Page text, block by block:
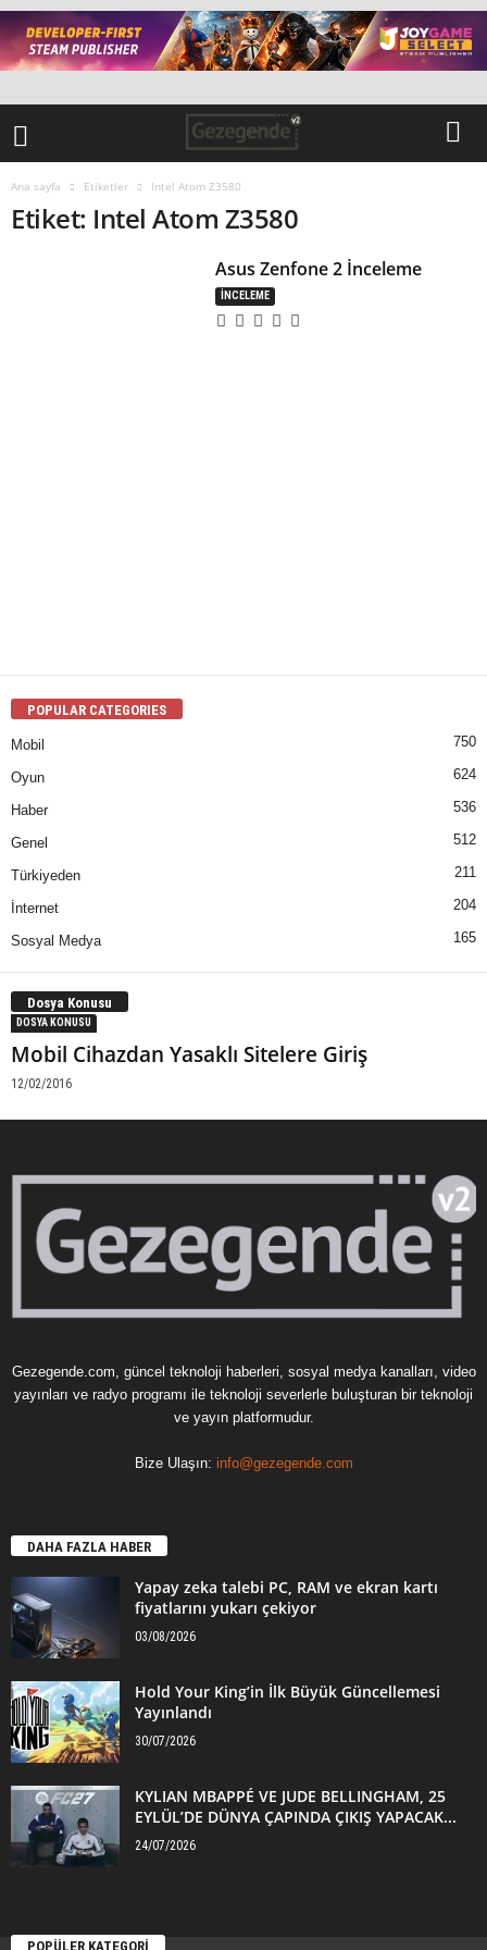
Ana sayfa Etiketler Intel Atom Z3580
Etiket: Intel Atom Z3580
Asus Zenfone 2 İnceleme
İNCELEME
POPULAR CATEGORIES
Mobil 750
Oyun 624
Haber 536
Genel 512
Türkiyeden 211
İnternet 204
Sosyal Medya 165
Dosya Konusu
DOSYA KONUSU
Mobil Cihazdan Yasaklı Sitelere Giriş
12/02/2016
Gezegende.com, güncel teknoloji haberleri, sosyal medya kanalları, video
yayınları ve radyo programı ile teknoloji severlerle buluşturan bir teknoloji
ve yayın platformudur.
Bize Ulaşın: info@gezegende.com
DAHA FAZLA HABER
Yapay zeka talebi PC, RAM ve ekran kartı
fiyatlarını yukarı çekiyor
03/08/2026
Hold Your King’in İlk Büyük Güncellemesi
Yayınlandı
30/07/2026
KYLIAN MBAPPÉ VE JUDE BELLINGHAM, 25
EYLÜL’DE DÜNYA ÇAPINDA ÇIKIŞ YAPACAK...
24/07/2026
POPÜLER KATEGORİ